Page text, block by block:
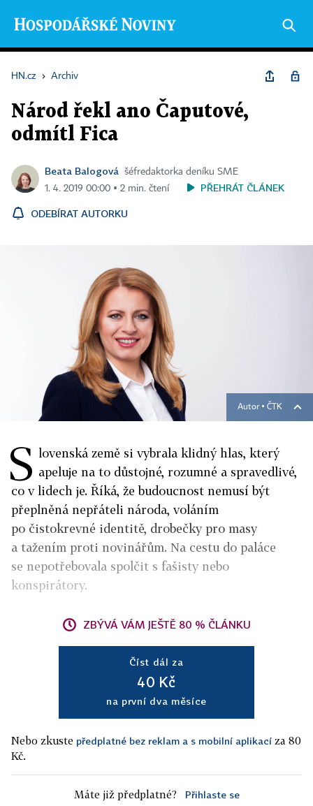
HN.cz › Archiv
Národ řekl ano Čaputové,
odmítl Fica
Beata Balogová
šéfredaktorka deníku SME
1. 4. 2019 00:00 ▪ 2 min. čtení
PŘEHRÁT ČLÁNEK
ODEBÍRAT AUTORKU
Autor ▪ ČTK
S lovenská země si vybrala klidný hlas, který
apeluje na to důstojné, rozumné a spravedlivé,
co v lidech je. Říká, že budoucnost nemusí být
přeplněná nepřáteli národa, voláním
po čistokrevné identitě, drobečky pro masy
a tažením proti novinářům. Na cestu do paláce
se nepotřebovala spolčit s fašisty nebo
konspirátory.
ZBÝVÁ VÁM JEŠTĚ 80 % ČLÁNKU
Číst dál za
40 Kč
na první dva měsíce
Nebo zkuste předplatné bez reklam a s mobilní aplikací za 80
Kč.
Máte již předplatné? Přihlaste se